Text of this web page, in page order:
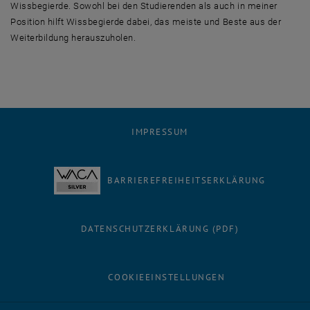
Wissbegierde. Sowohl bei den Studierenden als auch in meiner
Position hilft Wissbegierde dabei, das meiste und Beste aus der
Weiterbildung herauszuholen.
IMPRESSUM
BARRIEREFREIHEITSERKLÄRUNG
DATENSCHUTZERKLÄRUNG (PDF)
COOKIEEINSTELLUNGEN